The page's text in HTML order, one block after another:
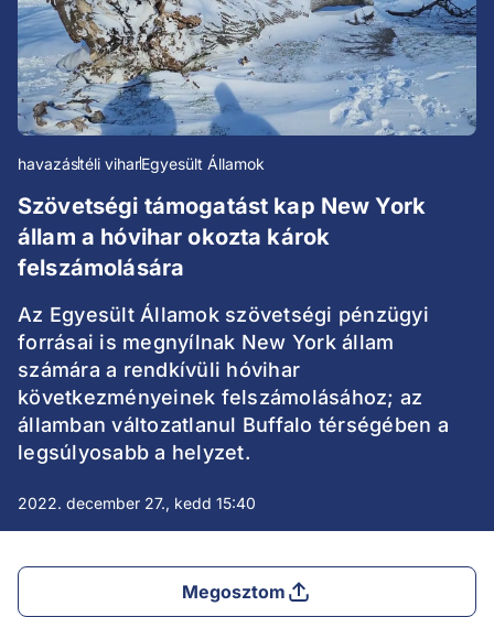
havazástéli viharEgyesült Államok
Szövetségi támogatást kap New York
állam a hóvihar okozta károk
felszámolására
Az Egyesült Államok szövetségi pénzügyi
forrásai is megnyílnak New York állam
számára a rendkívüli hóvihar
következményeinek felszámolásához; az
államban változatlanul Buffalo térségében a
legsúlyosabb a helyzet.
2022. december 27., kedd 15:40
Megosztom